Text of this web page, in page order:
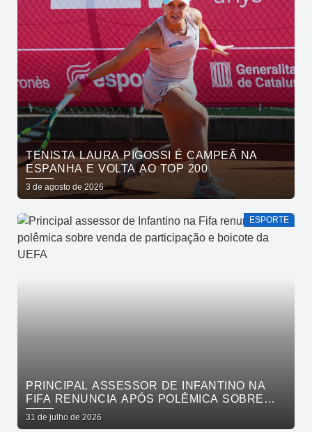
TENISTA LAURA PIGOSSI É CAMPEÃ NA
ESPANHA E VOLTA AO TOP 200
3 de agosto de 2026
ESPORTE
PRINCIPAL ASSESSOR DE INFANTINO NA
FIFA RENUNCIA APÓS POLÊMICA SOBRE
VENDA DE PARTICIPAÇÃO E BOICOTE DA
UEFA
31 de julho de 2026